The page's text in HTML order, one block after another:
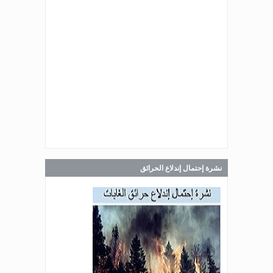
اللبناني البيان الآتي:
Jul 28, 2026
صدر عن دائرة الإعلام والعلاقات العامة
في المديرية العامة للدفاع المدني
اللبناني البيان الآتي:
نشرة إحتمال إندلاع الحرائق